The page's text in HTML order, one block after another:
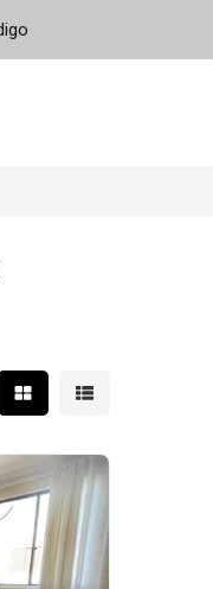
Mostrar resultados em
Mostrar